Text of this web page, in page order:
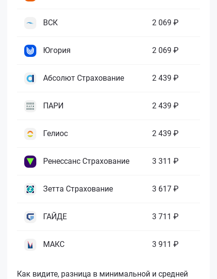
ВСК 2 069 ₽
Югория 2 069 ₽
Абсолют Страхование 2 439 ₽
ПАРИ 2 439 ₽
Гелиос 2 439 ₽
Ренессанс Страхование 3 311 ₽
Зетта Страхование 3 617 ₽
ГАЙДЕ 3 711 ₽
МАКС 3 911 ₽
Как видите, разница в минимальной и средней